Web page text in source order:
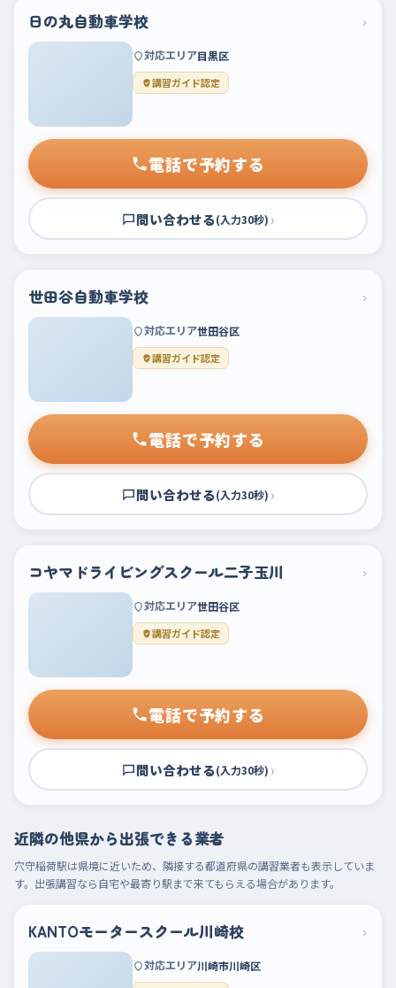
日の丸自動車学校 ›
対応エリア目黒区
講習ガイド認定
電話で予約する
問い合わせる(入力30秒) ›
世田谷自動車学校 ›
対応エリア世田谷区
講習ガイド認定
電話で予約する
問い合わせる(入力30秒) ›
コヤマドライビングスクール二子玉川 ›
対応エリア世田谷区
講習ガイド認定
電話で予約する
問い合わせる(入力30秒) ›
近隣の他県から出張できる業者
穴守稲荷駅は県境に近いため、隣接する都道府県の講習業者も表示していま
す。出張講習なら自宅や最寄り駅まで来てもらえる場合があります。
KANTOモータースクール川崎校 ›
対応エリア川崎市川崎区